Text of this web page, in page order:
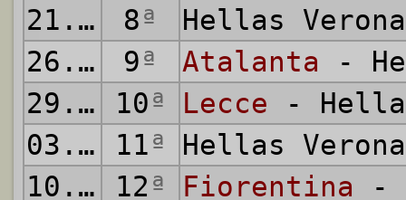
21.10.2024
8ª
Hellas
26.10.2024
9ª Atalanta -
29.10.2024
10ª Lecce -
03.11.2024
11ª
Hellas
10.11.2024
12ª Fiorentina -